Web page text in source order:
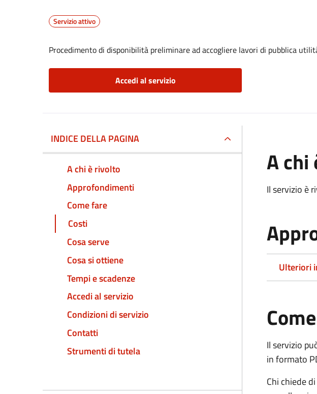
Servizio attivo
Procedimento di disponibilità preliminare ad accogliere lavori di pubblica
Accedi al servizio
INDICE DELLA PAGINA
A chi è rivolto
Approfondimenti
Come fare
Costi
Cosa serve
Cosa si ottiene
Tempi e scadenze
Accedi al servizio
Condizioni di servizio
Contatti
Strumenti di tutela
A
Il servizio è
Ulteriori
Il servizio
in formato
Chi chiede